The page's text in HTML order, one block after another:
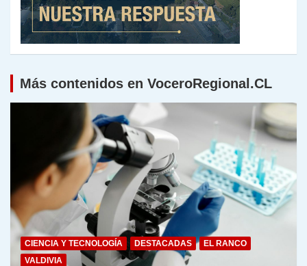
Más contenidos en VoceroRegional.CL
CIENCIA Y TECNOLOGÍA DESTACADAS
EL RANCO
VALDIVIA